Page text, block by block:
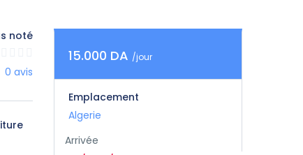
noté
0 avis
15.000 DA /jour
Emplacement
Algerie
Arrivée